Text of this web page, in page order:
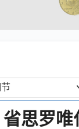
思罗唯